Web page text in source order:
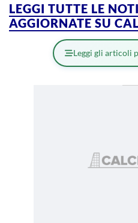
LEGGI TUTTE LE
AGGIORNATE SU
Leggi gli articoli